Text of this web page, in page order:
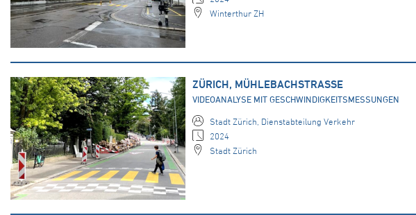
Winterthur ZH
ZÜRICH, MÜHLEBACHSTRASSE
VIDEOANALYSE MIT GESCHWINDIGKEITSMESSUNGEN
Stadt Zürich, Dienstabteilung Verkehr
2024
Stadt Zürich